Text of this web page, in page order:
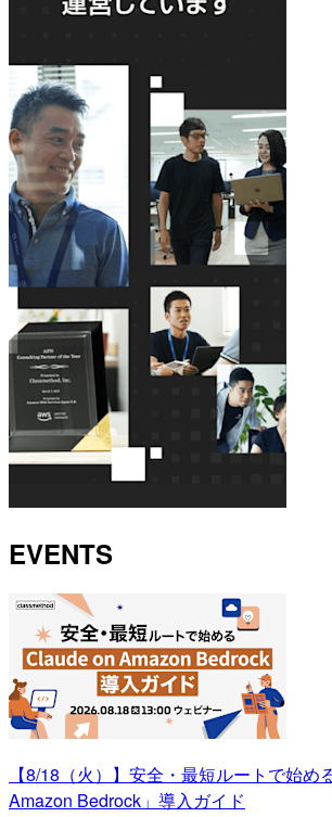
EVENTS
【8/18（火）】安全・最短ルートで始め
Amazon Bedrock」導入ガイド